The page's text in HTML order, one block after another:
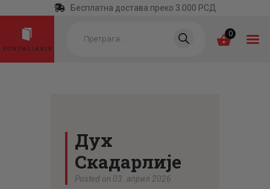
Бесплатна достава преко 3.000 РСД
search 0
НАЈПРОДАВАНИЈЕ
НОВЕ КЊИГЕ
Дух
Скадарлије
Posted on 03. април 2026